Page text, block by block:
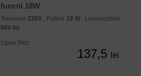
functii 18W
Tensiune 220V , Putere 18 W , Luminozitate
900 lm
Lipsa Stoc
137,5 lei